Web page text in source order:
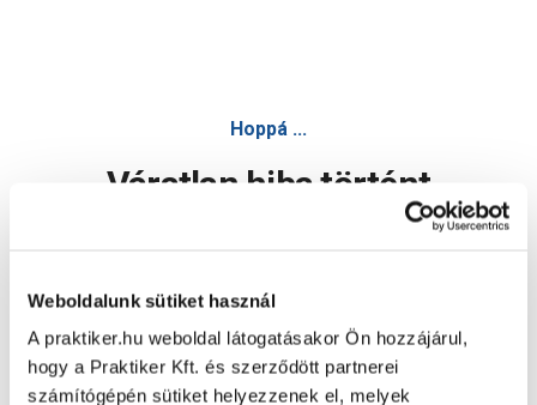
Weboldalunk sütiket használ
A praktiker.hu weboldal látogatásakor Ön hozzájárul,
hogy a Praktiker Kft. és szerződött partnerei
számítógépén sütiket helyezzenek el, melyek
Hoppá ...
Váratlan hiba történt
Oldal újratöltése